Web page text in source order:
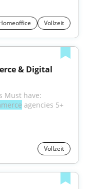
Vollzeit
& Digital
Must have:
agencies 5+
Vollzeit